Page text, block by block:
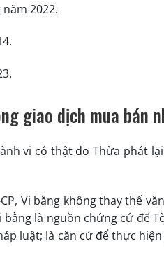
2022.
giao dịch mua bán
vi có thật do Thừa phát
Vi bằng không thay thế
là nguồn chứng cứ để
luật; là căn cứ để thực